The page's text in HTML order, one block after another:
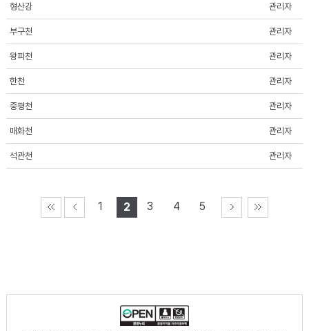
형산강 관리자
부구천 관리자
왕피천 관리자
한천 관리자
중평천 관리자
매화천 관리자
석관천 관리자
1 2 3 4 5